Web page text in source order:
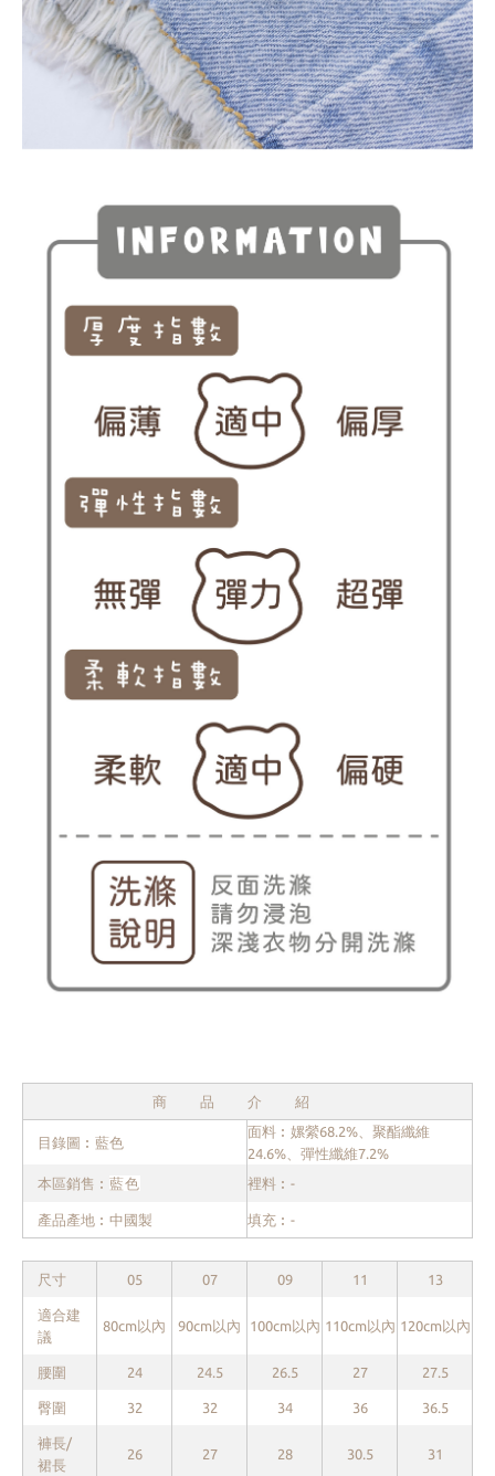
商品介紹
目錄圖︰藍色
面料︰嫘縈68.2%、聚酯纖維
24.6%、彈性纖維7.2%
本區銷售︰ 藍色 裡料︰-
產品產地︰中國製 填充︰-
尺寸 05 07 09 11 13
適合建
議
80cm以內 90cm以內 100cm以內 110cm以內 120cm以內
腰圍 24 24.5 26.5 27 27.5
臀圍 32 32 34 36 36.5
褲長/
裙長
26 27 28 30.5 31